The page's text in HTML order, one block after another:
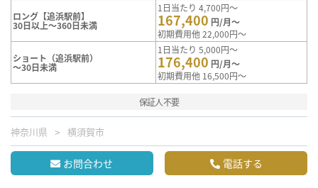
ロング【追浜駅前】
30日以上～360日未満
1日当たり 4,700円～
167,400 円/月～
初期費用他 22,000円～
ショート（追浜駅前）
～30日未満
1日当たり 5,000円～
176,400 円/月～
初期費用他 16,500円～
保証人不要
神奈川県 横須賀市
お問合わせ 電話する